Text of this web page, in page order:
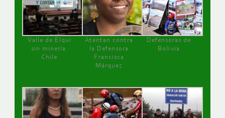
Valle de Elqui
sin minería.
Chile
Atentan contra
la Defensora
Francisca
Márquez
Defensoras de
Bolivia